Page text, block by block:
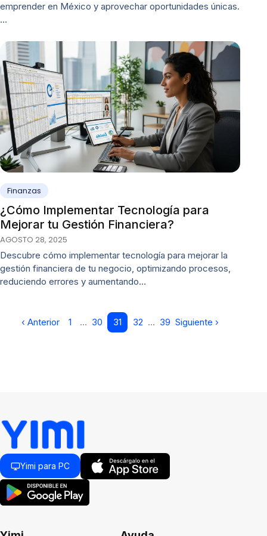
emprender en México y aprovechar oportunidades únicas.
…
Finanzas
¿Cómo Implementar Tecnología para
Mejorar tu Gestión Financiera?
AGOSTO 28, 2025
Descubre cómo implementar tecnología para mejorar la
gestión financiera de tu negocio, optimizando procesos,
reduciendo errores y aumentando…
‹ Anterior 1 … 30 31 32 … 39 Siguiente ›
Yimi para PC